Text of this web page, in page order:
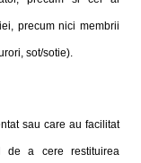
precum nici membrii
sot/sotie).
sau care au facilitat
de a cere restituirea